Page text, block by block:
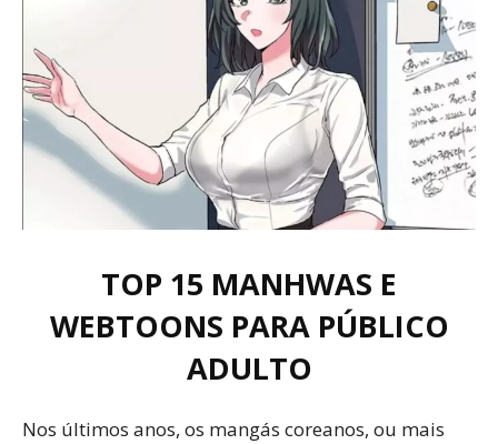
TOP 15 MANHWAS E
WEBTOONS PARA PÚBLICO
ADULTO
Nos últimos anos, os mangás coreanos, ou mais